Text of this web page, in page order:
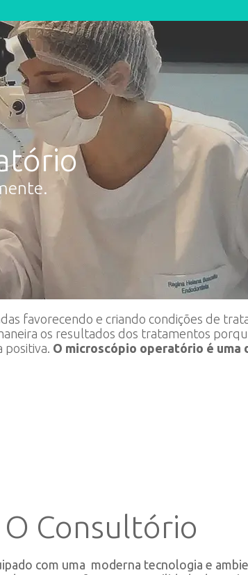
favorecendo e criando condições de
os resultados dos tratamentos
positiva. O microscópio operatório é uma
O Consultório
com uma moderna tecnologia e